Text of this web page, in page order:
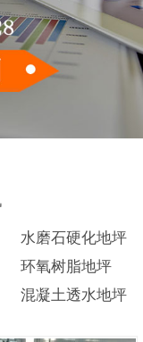
水磨石硬化地坪
环氧树脂地坪
混凝土透水地坪